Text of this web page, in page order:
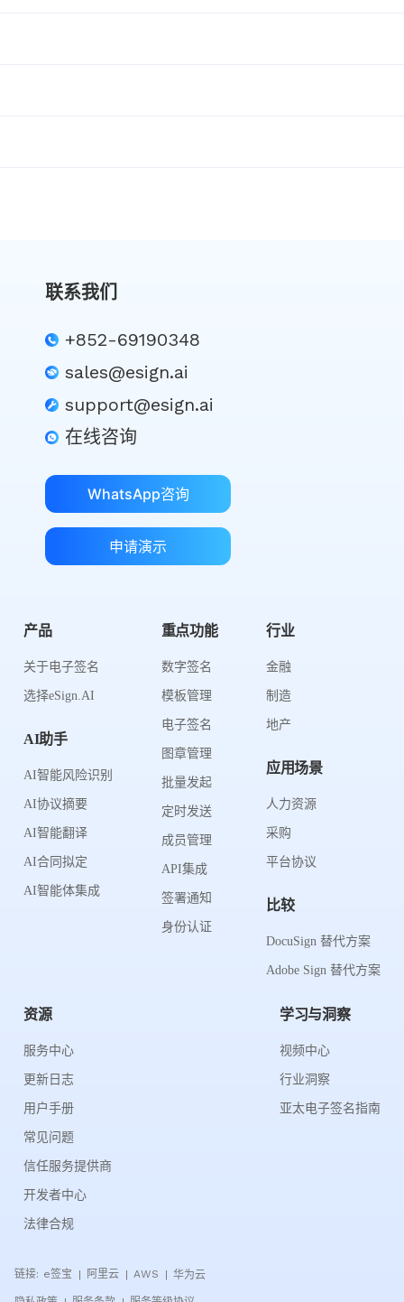
联系我们
+852-69190348
sales@esign.ai
support@esign.ai
在线咨询
WhatsApp咨询
申请演示
产品
关于电子签名
选择eSign.AI
AI助手
AI智能风险识别
AI协议摘要
AI智能翻译
AI合同拟定
AI智能体集成
重点功能
数字签名
模板管理
电子签名
图章管理
批量发起
定时发送
成员管理
API集成
签署通知
身份认证
行业
金融
制造
地产
应用场景
人力资源
采购
平台协议
比较
DocuSign 替代方案
Adobe Sign 替代方案
资源
服务中心
更新日志
用户手册
常见问题
信任服务提供商
开发者中心
法律合规
学习与洞察
视频中心
行业洞察
亚太电子签名指南
链接: e签宝 阿里云 AWS 华为云